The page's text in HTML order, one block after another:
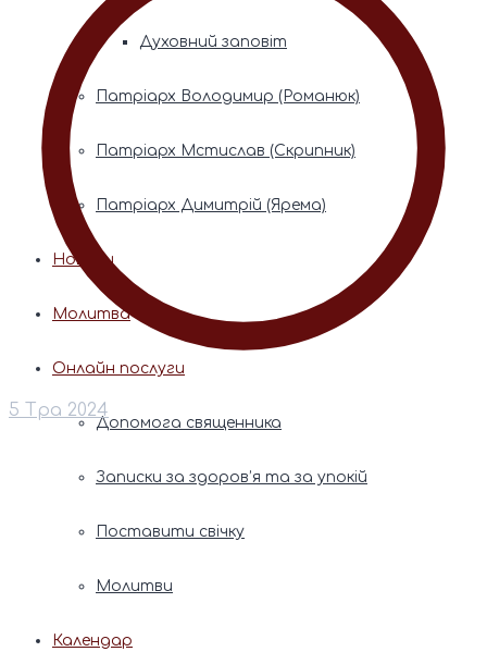
Духовний заповіт
Патріарх Володимир (Романюк)
Патріарх Мстислав (Скрипник)
Патріарх Димитрій (Ярема)
Новини
Молитва
Онлайн послуги
Допомога священника
Записки за здоров’я та за упокій
Поставити свічку
Молитви
Календар
5 Тра 2024